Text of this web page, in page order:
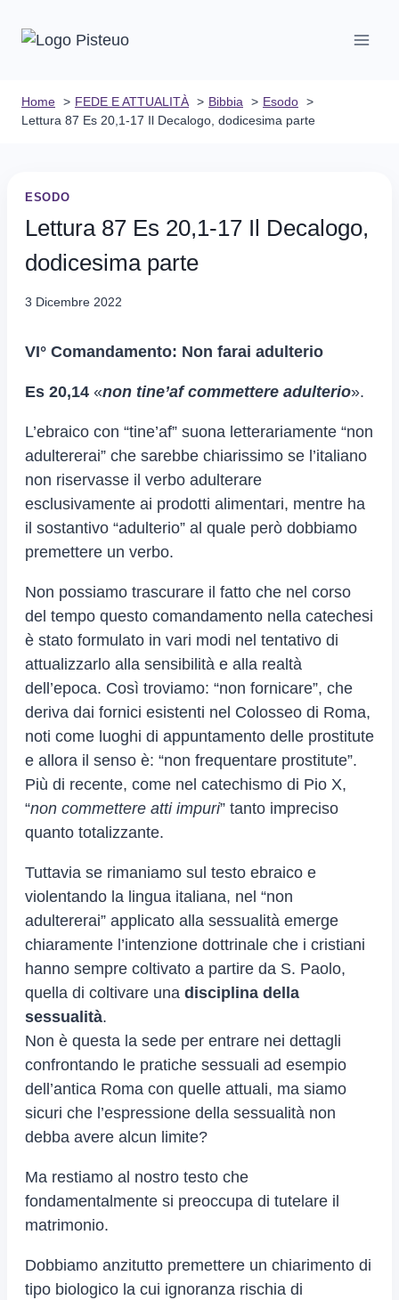
Home FEDE E ATTUALITÀ Bibbia
Esodo
Lettura 87 Es 20,1-17 Il Decalogo, dodicesima parte
ESODO
Lettura 87 Es 20,1-17 Il Decalogo,
dodicesima parte
3 Dicembre 2022
VI° Comandamento: Non farai adulterio
Es 20,14 «non tine’af commettere adulterio».
L’ebraico con “tine’af” suona letterariamente “non
adultererai” che sarebbe chiarissimo se l’italiano
non riservasse il verbo adulterare
esclusivamente ai prodotti alimentari, mentre ha
il sostantivo “adulterio” al quale però dobbiamo
premettere un verbo.
Non possiamo trascurare il fatto che nel corso
del tempo questo comandamento nella catechesi
è stato formulato in vari modi nel tentativo di
attualizzarlo alla sensibilità e alla realtà
dell’epoca. Così troviamo: “non fornicare”, che
deriva dai fornici esistenti nel Colosseo di Roma,
noti come luoghi di appuntamento delle prostitute
e allora il senso è: “non frequentare prostitute”.
Più di recente, come nel catechismo di Pio X,
“non commettere atti impuri” tanto impreciso
quanto totalizzante.
Tuttavia se rimaniamo sul testo ebraico e
violentando la lingua italiana, nel “non
adultererai” applicato alla sessualità emerge
chiaramente l’intenzione dottrinale che i cristiani
hanno sempre coltivato a partire da S. Paolo,
quella di coltivare una disciplina della
sessualità.
Non è questa la sede per entrare nei dettagli
confrontando le pratiche sessuali ad esempio
dell’antica Roma con quelle attuali, ma siamo
sicuri che l’espressione della sessualità non
debba avere alcun limite?
Ma restiamo al nostro testo che
fondamentalmente si preoccupa di tutelare il
matrimonio.
Dobbiamo anzitutto premettere un chiarimento di
tipo biologico la cui ignoranza rischia di